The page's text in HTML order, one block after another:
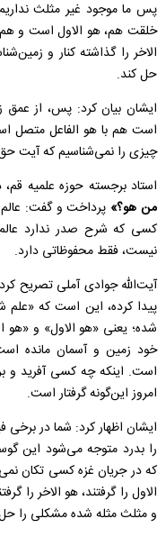
پس ما موجود غیر مثلث
خلقت هم، هو الاول است و هم
الاخر را گذاشته کنار و
حل کند.
ایشان بیان کرد: پس، از عمق
است هم با هو الفاعل متصل
چیزی را نمی‌شناسیم که آیت
استاد برجسته حوزه علمیه
من هو؟» پرداخت و گفت:
کسی که شرح صدر ندارد
نیست، فقط محفوظاتی دارد.
آیت‌الله جوادی آملی تصریح
پیدا کرده، این است که «علم
شده؛ یعنی «هو الاول» و «هو
خود زمین و آسمان مانده
است. اینکه چه کسی آفرید و
امروز این‌گونه گرفتار است.
ایشان اظهار کرد: شما در
را بدرد متوجه می‌شود این
که در جریان غزه کسی تکان
الاول را گرفتند، هو الاخر را
و مثلث مثله‌ شده مشکلی را